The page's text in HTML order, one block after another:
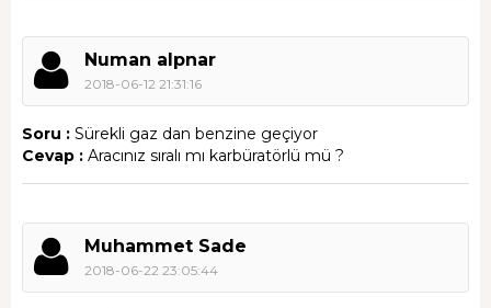
Numan alpnar
2018-06-12 21:31:16
Soru : Sürekli gaz dan benzine geçiyor
Cevap : Aracınız sıralı mı karbüratörlü mü ?
Muhammet Sade
2018-06-22 23:05:44